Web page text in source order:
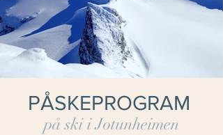
PÅSKEPROGRAM
på ski i Jotunheimen